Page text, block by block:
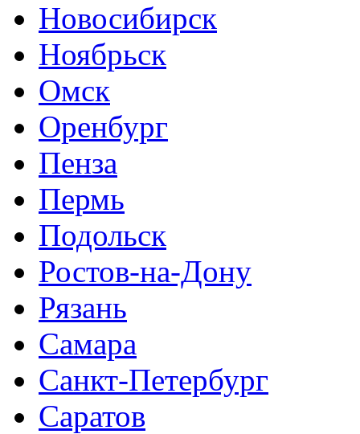
Новосибирск
Ноябрьск
Омск
Оренбург
Пенза
Пермь
Подольск
Ростов-на-Дону
Рязань
Самара
Санкт-Петербург
Саратов